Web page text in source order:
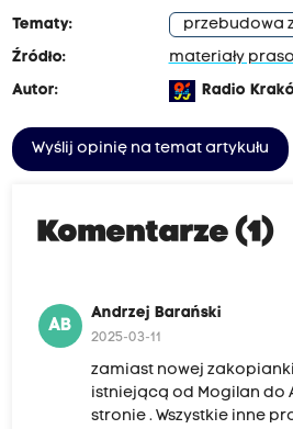
Tematy:
przebudowa
Źródło:
materiały
Autor:
Radio
Wyślij opinię na temat artykułu
Komentarze (1)
AB
Andrzej Barański
2025-03-11
zamiast nowej
istniejącą od Mogilan do
stronie . Wszystkie inne